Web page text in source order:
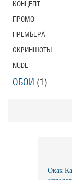
КОНЦЕПТ
ПРОМО
ПРЕМЬЕРА
СКРИНШОТЫ
NUDE
ОБОИ (1)
Окак